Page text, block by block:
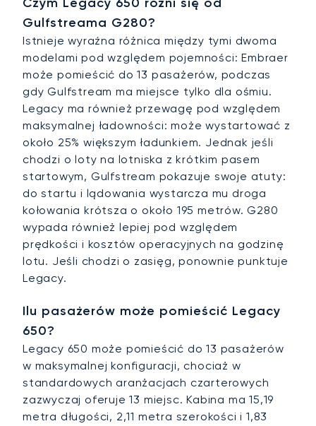
Gulfstreama G280?
Istnieje wyraźna różnica między tymi dwoma
modelami pod względem pojemności: Embraer
może pomieścić do 13 pasażerów, podczas
gdy Gulfstream ma miejsce tylko dla ośmiu.
Legacy ma również przewagę pod względem
maksymalnej ładowności: może wystartować z
około 25% większym ładunkiem. Jednak jeśli
chodzi o loty na lotniska z krótkim pasem
startowym, Gulfstream pokazuje swoje atuty:
do startu i lądowania wystarcza mu droga
kołowania krótsza o około 195 metrów. G280
wypada również lepiej pod względem
prędkości i kosztów operacyjnych na godzinę
lotu. Jeśli chodzi o zasięg, ponownie punktuje
Legacy.
Ilu pasażerów może pomieścić Legacy
650?
Legacy 650 może pomieścić do 13 pasażerów
w maksymalnej konfiguracji, chociaż w
standardowych aranżacjach czarterowych
zazwyczaj oferuje 13 miejsc. Kabina ma 15,19
metra długości, 2,11 metra szerokości i 1,83